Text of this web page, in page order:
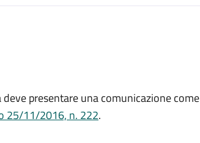
presentare una comunicazione come
25/11/2016, n. 222.